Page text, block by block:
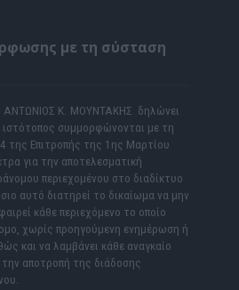
με τη σύσταση
ΑΝΤΩΝΙΟΣ Κ. ΜΟΥΝΤΑΚΗΣ δηλώνει
ιστότοπος συμμορφώνονται με τη
της Επιτροπής της 1ης Μαρτίου
για την αποτελεσματική
περιεχομένου στο διαδίκτυο
αυτό διατηρεί το δικαίωμα να μην
κάθε περιεχόμενο το οποίο
χωρίς προηγούμενη ενημέρωση ή
και να λαμβάνει κάθε αναγκαίο
αποτροπή της διάδοσης